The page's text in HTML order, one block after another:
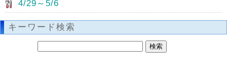
4/29～5/6
キーワード検索